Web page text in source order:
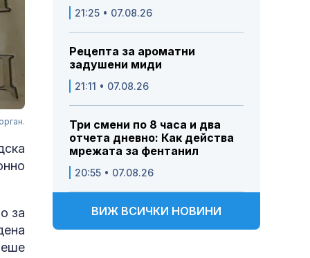
за
21:25 • 07.08.26
Рецепта за ароматни
задушени миди
21:11 • 07.08.26
Три смени по 8 часа и два
отчета дневно: Как действа
мрежата за фентанил
20:55 • 07.08.26
ВИЖ ВСИЧКИ НОВИНИ